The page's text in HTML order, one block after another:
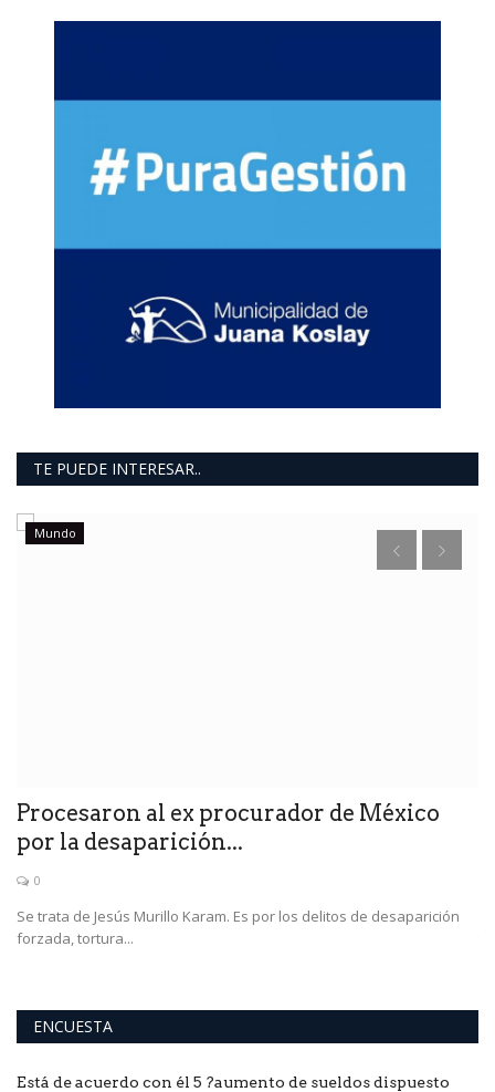
TE PUEDE INTERESAR..
Mundo
Procesaron al ex procurador de México
por la desaparición...
0
Se trata de Jesús Murillo Karam. Es por los delitos de desaparición
forzada, tortura...
ENCUESTA
Está de acuerdo con él 5 ?aumento de sueldos dispuesto